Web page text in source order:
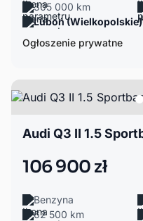
305 000 km
Luboń (Wielkopolskie)
Ogłoszenie prywatne
106 900 zł
Benzyna
62 500 km